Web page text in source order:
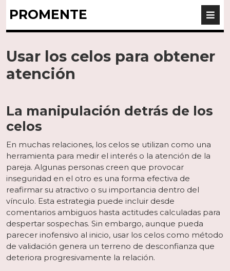
PROMENTE
Usar los celos para obtener
atención
La manipulación detrás de los
celos
En muchas relaciones, los celos se utilizan como una
herramienta para medir el interés o la atención de la
pareja. Algunas personas creen que provocar
inseguridad en el otro es una forma efectiva de
reafirmar su atractivo o su importancia dentro del
vínculo. Esta estrategia puede incluir desde
comentarios ambiguos hasta actitudes calculadas para
despertar sospechas. Sin embargo, aunque pueda
parecer inofensivo al inicio, usar los celos como método
de validación genera un terreno de desconfianza que
deteriora progresivamente la relación.